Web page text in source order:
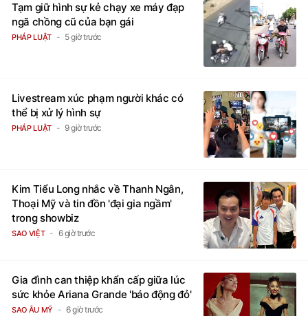
Tạm giữ hình sự kẻ chạy xe máy đạp
ngã chồng cũ của bạn gái
PHÁP LUẬT 5 giờ trước
Livestream xúc phạm người khác có
thể bị xử lý hình sự
PHÁP LUẬT 9 giờ trước
Kim Tiểu Long nhắc về Thanh Ngân,
Thoại Mỹ và tin đồn 'đại gia ngầm'
trong showbiz
SAO VIỆT 6 giờ trước
Gia đình can thiệp khẩn cấp giữa lúc
sức khỏe Ariana Grande 'báo động đỏ'
SAO ÂU MỸ 6 giờ trước